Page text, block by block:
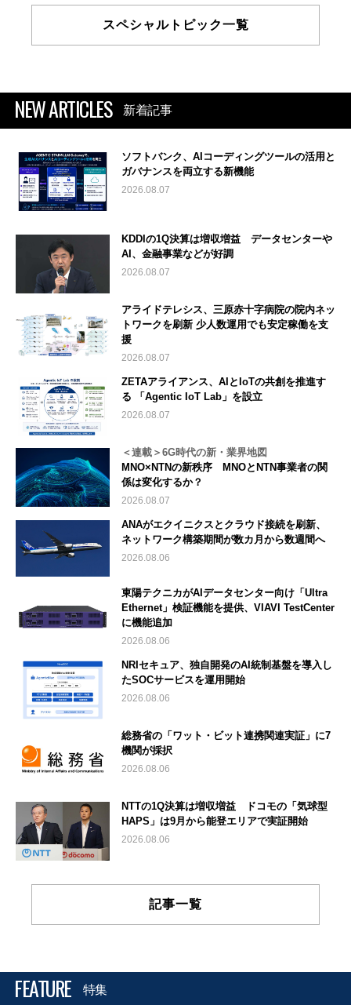
スペシャルトピック一覧
NEW ARTICLES 新着記事
ソフトバンク、AIコーディングツールの活用と
ガバナンスを両立する新機能
2026.08.07
KDDIの1Q決算は増収増益 データセンターや
AI、金融事業などが好調
2026.08.07
アライドテレシス、三原赤十字病院の院内ネッ
トワークを刷新 少人数運用でも安定稼働を支
援
2026.08.07
ZETAアライアンス、AIとIoTの共創を推進す
る 「Agentic IoT Lab」を設立
2026.08.07
＜連載＞6G時代の新・業界地図
MNO×NTNの新秩序 MNOとNTN事業者の関
係は変化するか？
2026.08.07
ANAがエクイニクスとクラウド接続を刷新、
ネットワーク構築期間が数カ月から数週間へ
2026.08.06
東陽テクニカがAIデータセンター向け「Ultra
Ethernet」検証機能を提供、VIAVI TestCenter
に機能追加
2026.08.06
NRIセキュア、独自開発のAI統制基盤を導入し
たSOCサービスを運用開始
2026.08.06
総務省の「ワット・ビット連携関連実証」に7
機関が採択
2026.08.06
NTTの1Q決算は増収増益 ドコモの「気球型
HAPS」は9月から能登エリアで実証開始
2026.08.06
記事一覧
FEATURE 特集